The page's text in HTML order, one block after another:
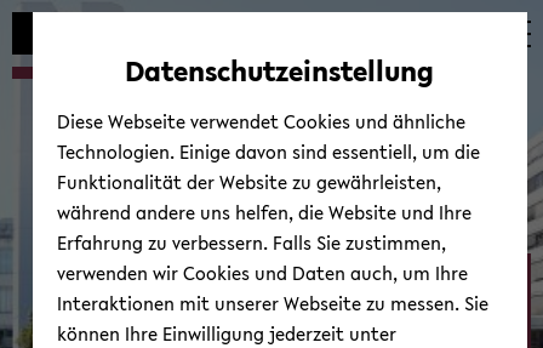
Automatische
vermeiden
zum
wechseln
zum
wechseln
zum
wechseln
Ab­tei­lung Psy­cho­lo­gie
Datenschutzeinstellung
Diese Webseite verwendet Cookies und ähnliche
Technologien. Einige davon sind essentiell, um die
Funktionalität der Website zu gewährleisten,
während andere uns helfen, die Website und Ihre
Erfahrung zu verbessern. Falls Sie zustimmen,
verwenden wir Cookies und Daten auch, um Ihre
Interaktionen mit unserer Webseite zu messen. Sie
können Ihre Einwilligung jederzeit unter